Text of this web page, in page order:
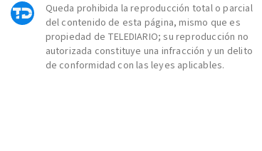
Queda prohibida la reproducción total o parcial
del contenido de esta página, mismo que es
propiedad de TELEDIARIO; su reproducción no
autorizada constituye una infracción y un delito
de conformidad con las leyes aplicables.